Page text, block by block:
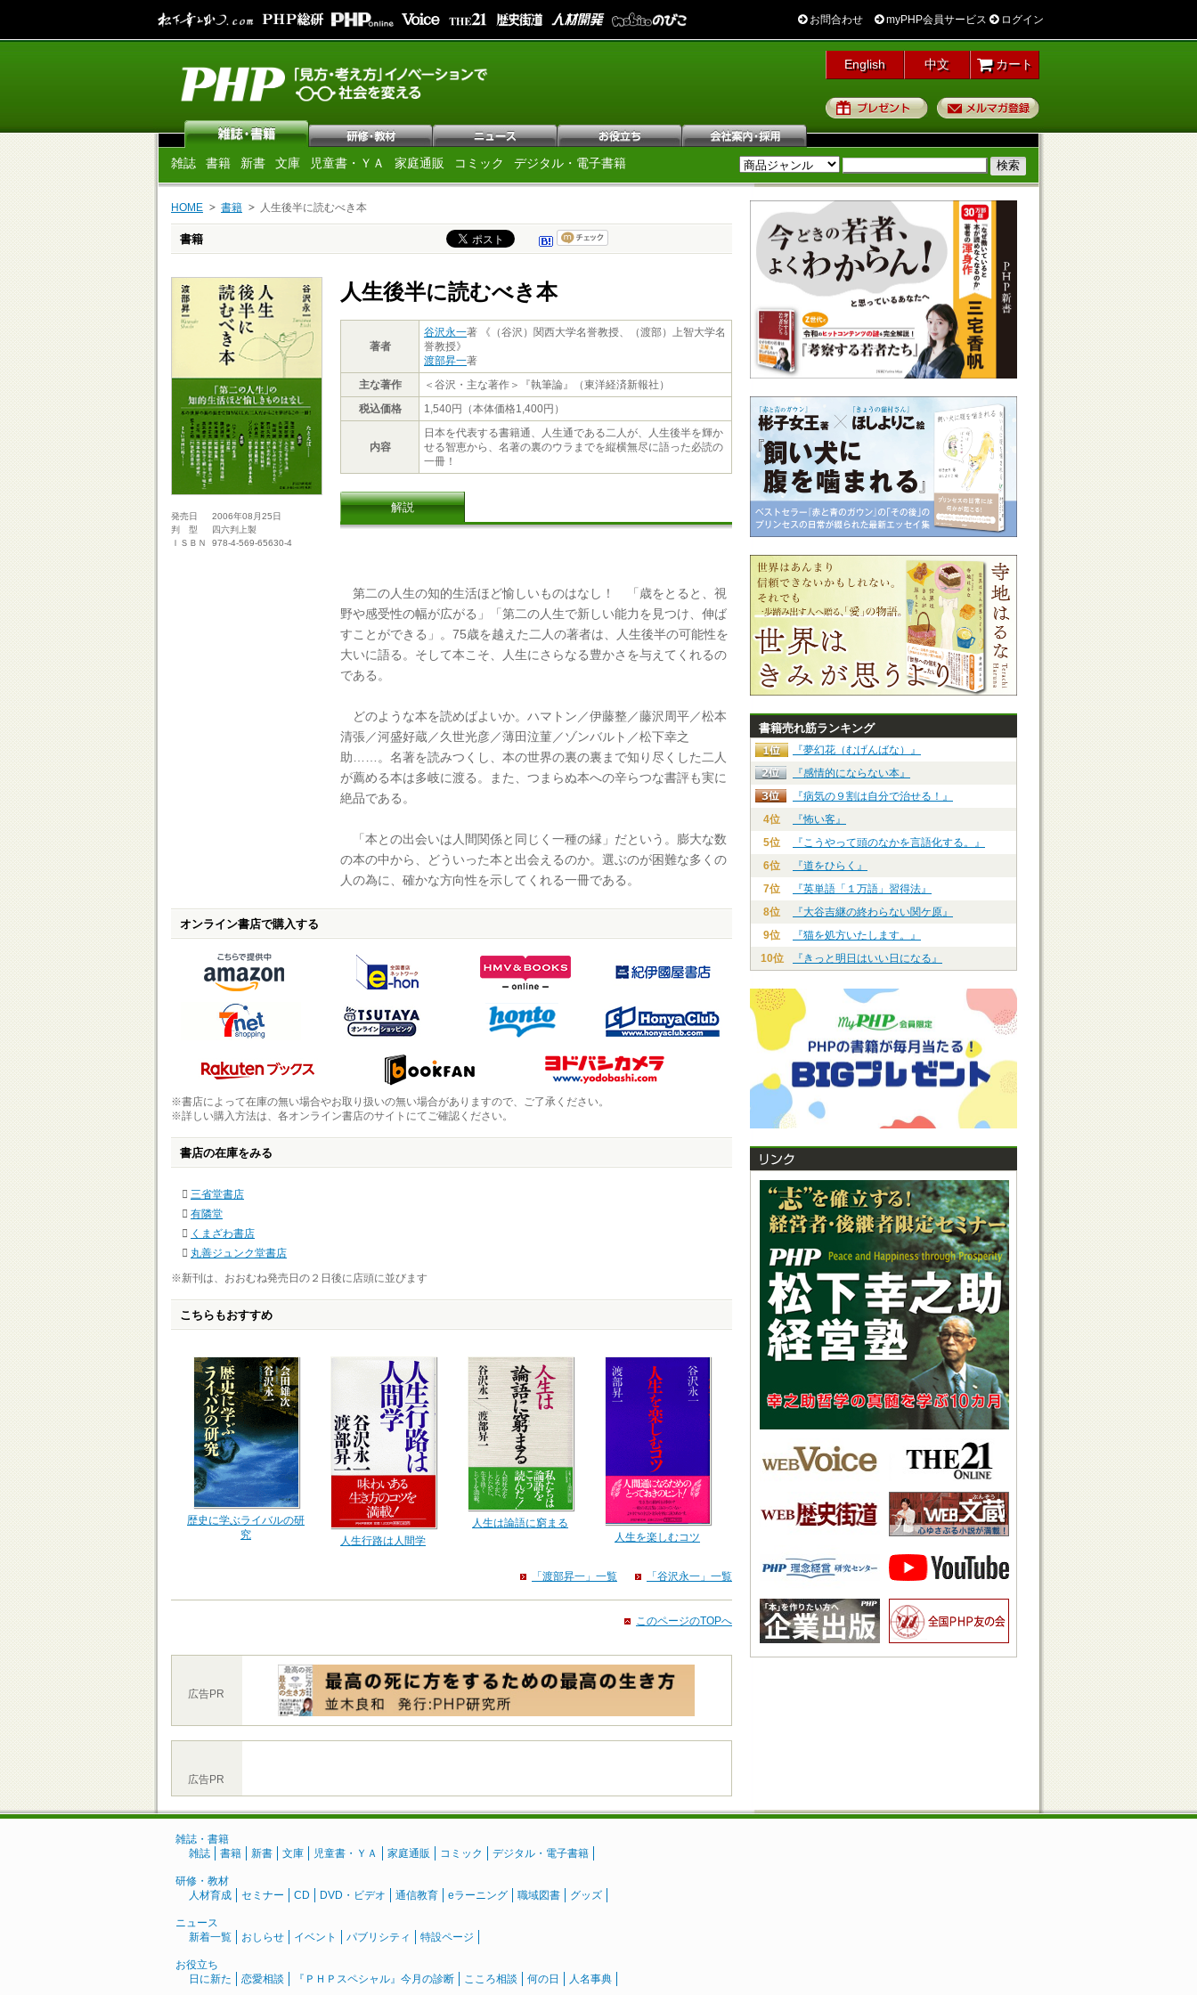
お問合わせ myPHP会員サービス ログイン
English 中文 カート
プレゼント
雑誌 書籍 新書 文庫 児童書・ＹＡ 家庭通販 コミック デジタル・電子書籍
HOME 書籍 人生後半に読むべき本
書籍
発売日
2006年08月25日
判 型
四六判上製
ＩＳＢＮ
978-4-569-65630-4
人生後半に読むべき本
著者
谷沢永一著 《（谷沢）関西大学名誉教授、（渡部）上智大学名
誉教授》
渡部昇一著
主な著作
＜谷沢・主な著作＞『執筆論』（東洋経済新報社）
税込価格
1,540円（本体価格1,400円）
内容
日本を代表する書籍通、人生通である二人が、人生後半を輝か
せる智恵から、名著の裏のウラまでを縦横無尽に語った必読の
一冊！
解説
第二の人生の知的生活ほど愉しいものはなし！ 「歳をとると、視
野や感受性の幅が広がる」「第二の人生で新しい能力を見つけ、伸ば
すことができる」。75歳を越えた二人の著者は、人生後半の可能性を
大いに語る。そして本こそ、人生にさらなる豊かさを与えてくれるの
である。
どのような本を読めばよいか。ハマトン／伊藤整／藤沢周平／松本
清張／河盛好蔵／久世光彦／薄田泣菫／ゾンバルト／松下幸之
助……。名著を読みつくし、本の世界の裏の裏まで知り尽くした二人
が薦める本は多岐に渡る。また、つまらぬ本への辛らつな書評も実に
絶品である。
「本との出会いは人間関係と同じく一種の縁」だという。膨大な数
の本の中から、どういった本と出会えるのか。選ぶのが困難な多くの
人の為に、確かな方向性を示してくれる一冊である。
オンライン書店で購入する
※書店によって在庫の無い場合やお取り扱いの無い場合がありますので、ご了承ください。
※詳しい購入方法は、各オンライン書店のサイトにてご確認ください。
書店の在庫をみる
三省堂書店
有隣堂
くまざわ書店
丸善ジュンク堂書店
※新刊は、おおむね発売日の２日後に店頭に並びます
こちらもおすすめ
歴史に学ぶライバルの研
究
人生行路は人間学
人生は論語に窮まる
人生を楽しむコツ
「谷沢永一」一覧
「渡部昇一」一覧
このページのTOPへ
広告PR
広告PR
書籍売れ筋ランキング
『夢幻花（むげんばな）』
『感情的にならない本』
『病気の９割は自分で治せる！』
4位
『怖い客』
5位
『こうやって頭のなかを言語化する。』
6位
『道をひらく』
7位
『英単語「１万語」習得法』
8位
『大谷吉継の終わらない関ケ原』
9位
『猫を処方いたします。』
10位
『きっと明日はいい日になる』
雑誌・書籍
雑誌
書籍 新書 文庫 児童書・ＹＡ 家庭通販 コミック デジタル・電子書籍
研修・教材
人材育成
セミナー CD DVD・ビデオ 通信教育 eラーニング 職域図書 グッズ
ニュース
新着一覧
おしらせ イベント パブリシティ 特設ページ
お役立ち
日に新た
恋愛相談 『ＰＨＰスペシャル』今月の診断 こころ相談 何の日 人名事典